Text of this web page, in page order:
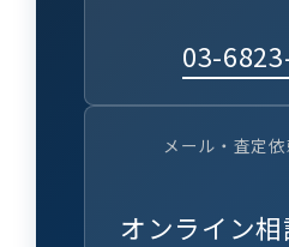
03-
メール・査定
オンライン